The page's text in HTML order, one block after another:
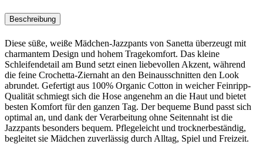
Beschreibung
Diese süße, weiße Mädchen-Jazzpants von Sanetta überzeugt mit
charmantem Design und hohem Tragekomfort. Das kleine
Schleifendetail am Bund setzt einen liebevollen Akzent, während
die feine Crochetta-Ziernaht an den Beinausschnitten den Look
abrundet. Gefertigt aus 100% Organic Cotton in weicher Feinripp-
Qualität schmiegt sich die Hose angenehm an die Haut und bietet
besten Komfort für den ganzen Tag. Der bequeme Bund passt sich
optimal an, und dank der Verarbeitung ohne Seitennaht ist die
Jazzpants besonders bequem. Pflegeleicht und trocknerbeständig,
begleitet sie Mädchen zuverlässig durch Alltag, Spiel und Freizeit.